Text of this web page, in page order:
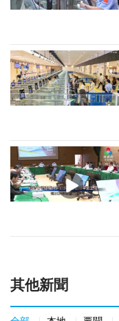
其他新聞